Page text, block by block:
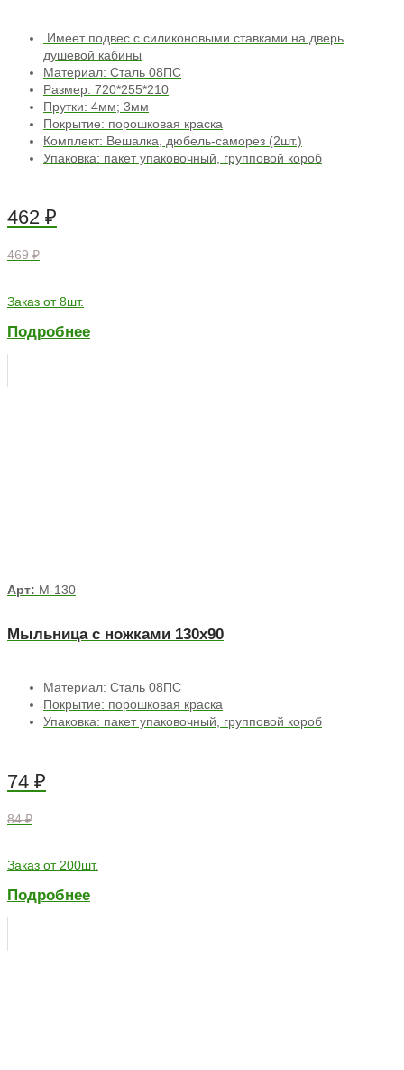
Имеет подвес с силиконовыми ставками на дверь
душевой кабины
Материал: Сталь 08ПС
Размер: 720*255*210
Прутки: 4мм; 3мм
Покрытие: порошковая краска
Комплект: Вешалка, дюбель-саморез (2шт.)
Упаковка: пакет упаковочный, групповой короб
462 ₽
469 ₽
Заказ от 8шт.
Подробнее
Арт: М-130
Мыльница с ножками 130х90
Материал: Сталь 08ПС
Покрытие: порошковая краска
Упаковка: пакет упаковочный, групповой короб
74 ₽
84 ₽
Заказ от 200шт.
Подробнее